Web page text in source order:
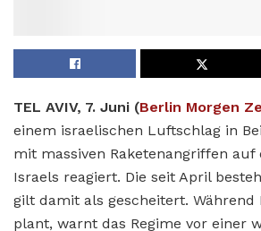
TEL AVIV, 7. Juni (Berlin Morgen
einem israelischen Luftschlag in
mit massiven Raketenangriffen auf
Israels reagiert. Die seit April
gilt damit als gescheitert. Während
plant, warnt das Regime vor einer